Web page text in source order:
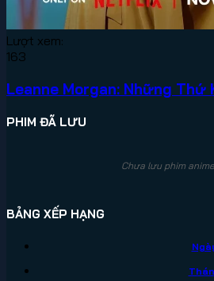
Lượt xem:
163
Leanne Morgan: Những Thứ
PHIM ĐÃ LƯU
Chưa lưu phim
BẢNG XẾP HẠNG